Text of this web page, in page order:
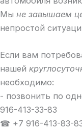
Мы не завышаем
непростой
Если вам
нашей
необходимо:
- позвонить по
916-413-33-83
☎ +7 916-413-83-